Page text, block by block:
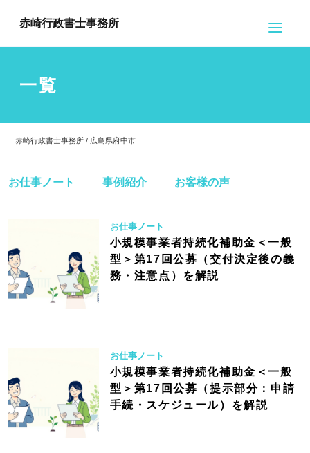
赤崎行政書士事務所
一覧
赤崎行政書士事務所 / 広島県府中市
お仕事ノート 事例紹介 お客様の声
お仕事ノート
小規模事業者持続化補助金＜一般
型＞第17回公募（交付決定後の義
務・注意点）を解説
お仕事ノート
小規模事業者持続化補助金＜一般
型＞第17回公募（提示部分：申請
手続・スケジュール）を解説